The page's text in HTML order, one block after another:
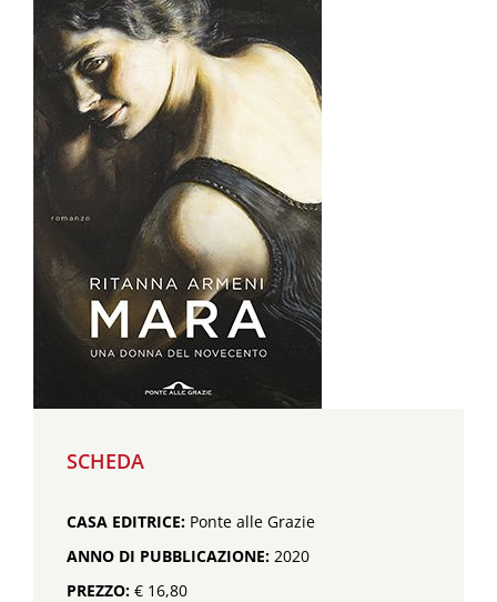
SCHEDA
CASA EDITRICE: Ponte alle Grazie
ANNO DI PUBBLICAZIONE: 2020
PREZZO: € 16,80